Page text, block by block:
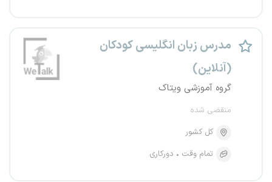
مدرس زبان انگلیسی کودکان
(آنلاین)
گروه آموزشی ویتاک
منقضی شده
کل کشور
تمام وقت
دورکاری